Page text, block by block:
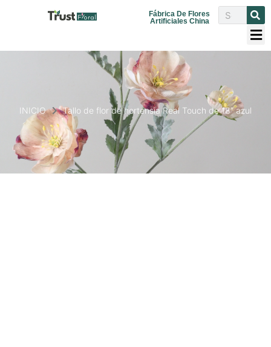
Fábrica De Flores
Artificiales China
INICIO Tallo de flor de hortensia Real Touch de 18″ azul